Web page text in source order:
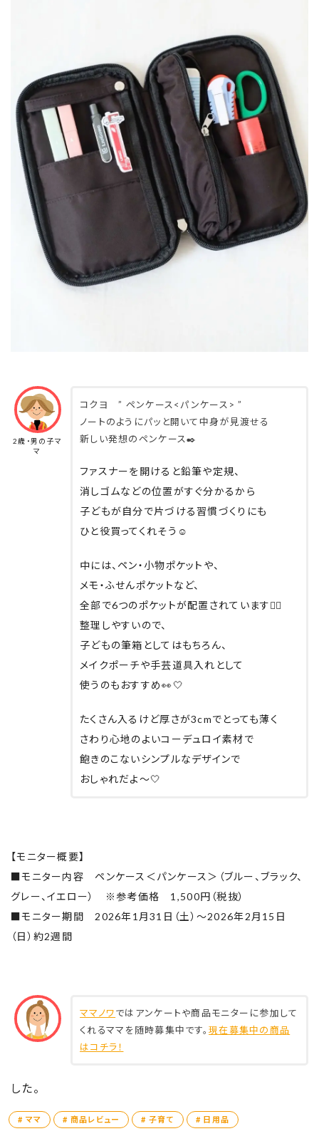
2歳・男の子マ
マ
コクヨ ” ペンケース<パンケース> ”
ノートのようにパッと開いて中身が見渡せる
新しい発想のペンケース✒️
ファスナーを開けると鉛筆や定規、
消しゴムなどの位置がすぐ分かるから
子どもが自分で片づける習慣づくりにも
ひと役買ってくれそう☺️
中には、ペン・小物ポケットや、
メモ・ふせんポケットなど、
全部で6つのポケットが配置されています👌🏻
整理しやすいので、
子どもの筆箱としてはもちろん、
メイクポーチや手芸道具入れとして
使うのもおすすめ👀🤍
たくさん入るけど厚さが3cmでとっても薄く
さわり心地のよいコーデュロイ素材で
飽きのこないシンプルなデザインで
おしゃれだよ〜🤍
【モニター概要】
■モニター内容 ペンケース＜パンケース＞（ブルー、ブラック、
グレー、イエロー） ※参考価格 1,500円（税抜）
■モニター期間 2026年1月31日（土）～2026年2月15日
（日）約2週間
ママノワではアンケートや商品モニターに参加して
くれるママを随時募集中です。 現在募集中の商品
はコチラ！
した。
# ママ # 商品レビュー # 子育て # 日用品